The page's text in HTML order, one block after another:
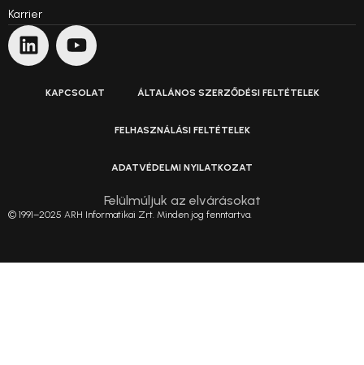
Karrier
KAPCSOLAT ÁLTALÁNOS SZERZŐDÉSI FELTÉTELEK
FELHASZNÁLÁSI FELTÉTELEK
ADATVÉDELMI NYILATKOZAT
Felülmúljuk az elvárásokat
© 1991–2025 ARH Informatikai Zrt. Minden jog fenntartva.